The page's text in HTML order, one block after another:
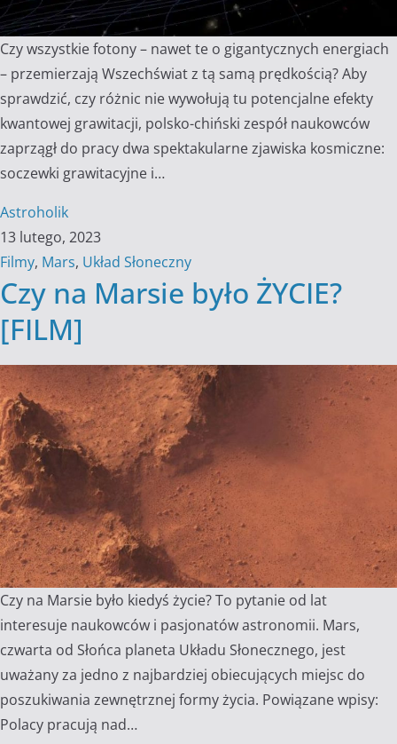
Czy wszystkie fotony – nawet te o gigantycznych energiach
– przemierzają Wszechświat z tą samą prędkością? Aby
sprawdzić, czy różnic nie wywołują tu potencjalne efekty
kwantowej grawitacji, polsko-chiński zespół naukowców
zaprzągł do pracy dwa spektakularne zjawiska kosmiczne:
soczewki grawitacyjne i…
Astroholik
13 lutego, 2023
Filmy, Mars, Układ Słoneczny
Czy na Marsie było ŻYCIE?
[FILM]
Czy na Marsie było kiedyś życie? To pytanie od lat
interesuje naukowców i pasjonatów astronomii. Mars,
czwarta od Słońca planeta Układu Słonecznego, jest
uważany za jedno z najbardziej obiecujących miejsc do
poszukiwania zewnętrznej formy życia. Powiązane wpisy:
Polacy pracują nad…